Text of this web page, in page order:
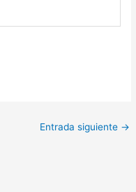
Entrada siguiente →